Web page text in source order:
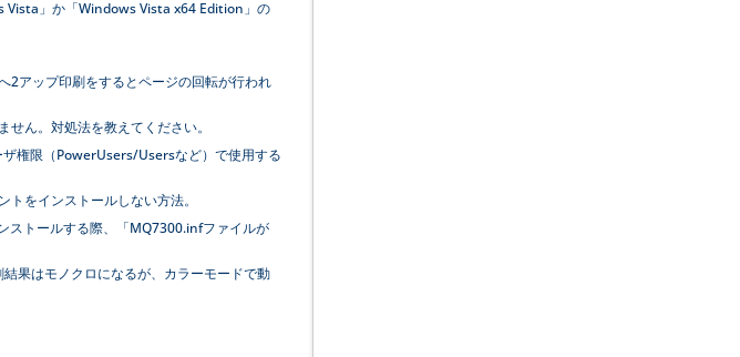
Vista」か「Windows Vista x64 Edition」の
アップ印刷をするとページの回転が行われ
ん。対処法を教えてください。
権限（PowerUsers/Usersなど）で使用する
をインストールしない方法。
トールする際、「MQ7300.infファイルが
果はモノクロになるが、カラーモードで動